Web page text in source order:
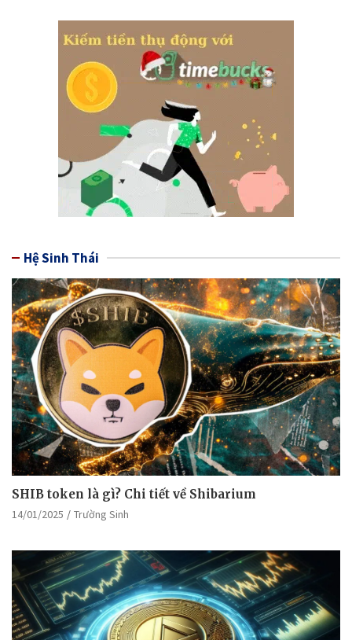
Hệ Sinh Thái
SHIB token là gì? Chi tiết về Shibarium
14/01/2025 Trường Sinh